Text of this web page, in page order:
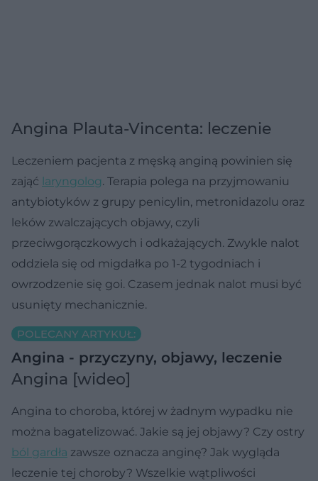
Angina Plauta-Vincenta: leczenie
Leczeniem pacjenta z męską anginą powinien się
zająć laryngolog. Terapia polega na przyjmowaniu
antybiotyków z grupy penicylin, metronidazolu oraz
leków zwalczających objawy, czyli
przeciwgorączkowych i odkażających. Zwykle nalot
oddziela się od migdałka po 1-2 tygodniach i
owrzodzenie się goi. Czasem jednak nalot musi być
usunięty mechanicznie.
POLECANY ARTYKUŁ:
Angina - przyczyny, objawy, leczenie
Angina [wideo]
Angina to choroba, której w żadnym wypadku nie
można bagatelizować. Jakie są jej objawy? Czy ostry
ból gardła zawsze oznacza anginę? Jak wygląda
leczenie tej choroby? Wszelkie wątpliwości